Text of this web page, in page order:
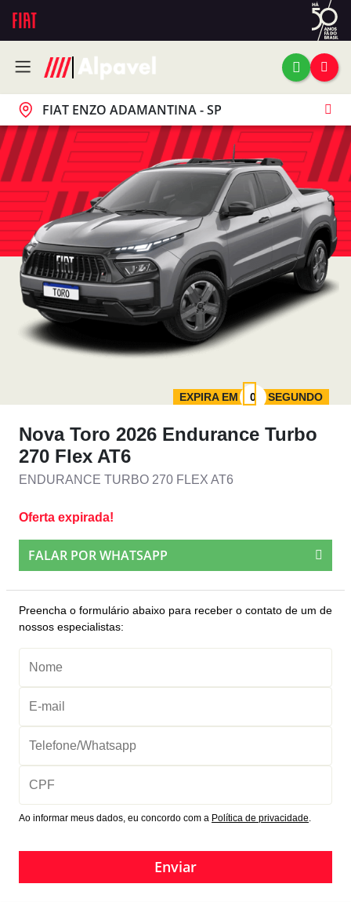
FIAT ENZO ADAMANTINA - SP
EXPIRA EM SEGUNDO
Nova Toro 2026 Endurance Turbo
270 Flex AT6
ENDURANCE TURBO 270 FLEX AT6
Oferta expirada!
FALAR POR WHATSAPP
Preencha o formulário abaixo para receber o contato de um de
nossos especialistas:
Ao informar meus dados, eu concordo com a Política de privacidade
Enviar